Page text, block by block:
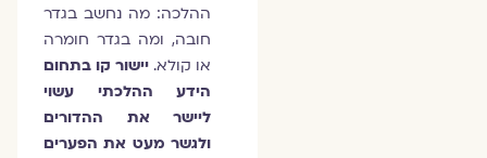
ההלכה: מה נחשב בגדר
חובה, ומה בגדר חומרה
או קולא.יישור קו בתחום
הידע ההלכתי עשוי
ליישר את ההדורים
ולגשר מעט את הפערים